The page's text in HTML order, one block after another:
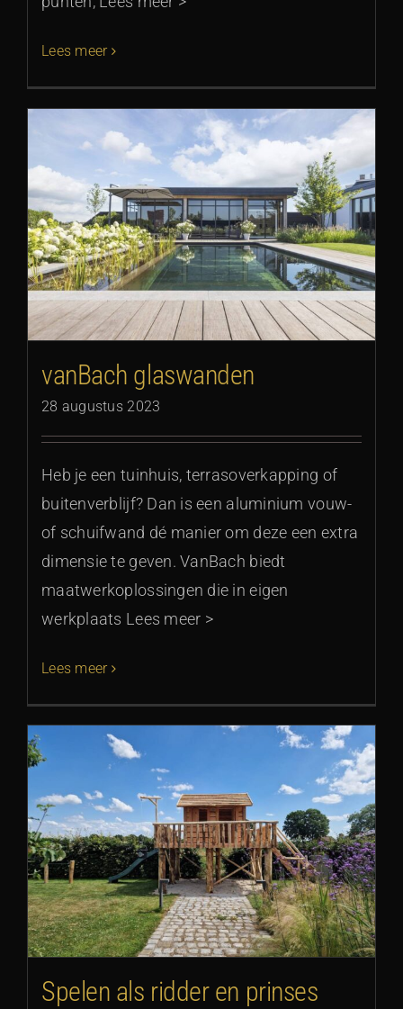
Lees meer
vanBach glaswanden
28 augustus 2023
Heb je een tuinhuis, terrasoverkapping of
buitenverblijf? Dan is een aluminium vouw-
of schuifwand dé manier om deze een extra
dimensie te geven. VanBach biedt
maatwerkoplossingen die in eigen
werkplaats Lees meer >
Lees meer
Spelen als ridder en prinses